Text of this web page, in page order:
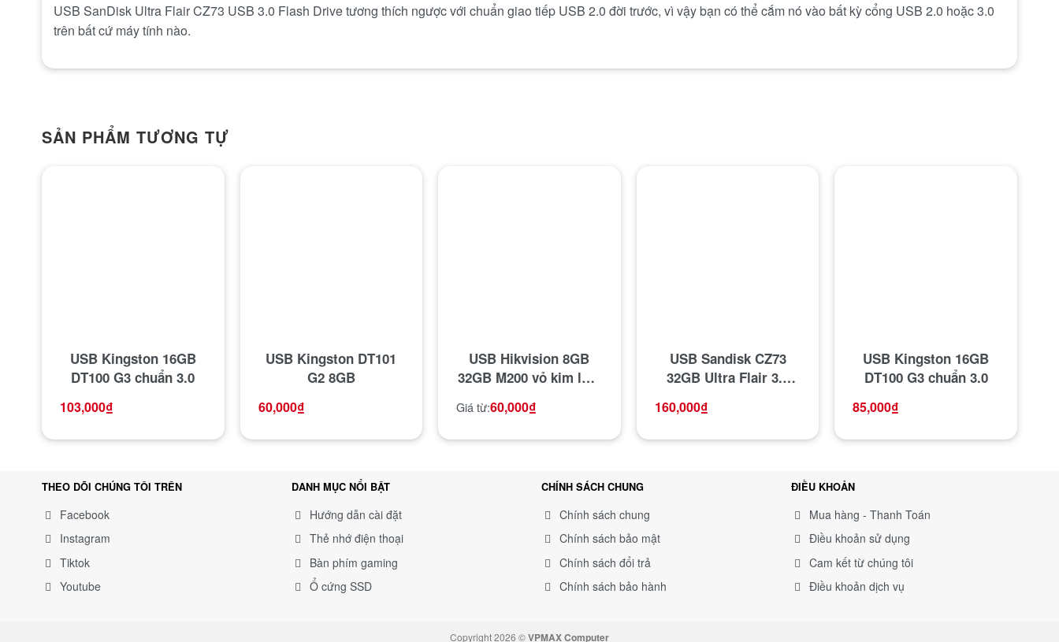
USB SanDisk Ultra Flair CZ73 USB 3.0 Flash Drive tương thích ngược với chuẩn giao tiếp USB 2.0 đời trước, vì vậy bạn có thể cắm nó vào bất kỳ cổng USB 2.0 hoặc 3.0
trên bất cứ máy tính nào.
SẢN PHẨM TƯƠNG TỰ
USB Kingston 16GB
DT100 G3 chuẩn 3.0
103,000₫
USB Kingston DT101
G2 8GB
60,000₫
USB Hikvision 8GB
32GB M200 vỏ kim loại
chống sốc chống
Năm
Giá từ:60,000₫
USB Sandisk CZ73
32GB Ultra Flair 3.1
160,000₫
USB Kingston 16GB
DT100 G3 chuẩn 3.0
85,000₫
THEO DÕI CHÚNG TÔI TRÊN
Facebook
Instagram
Tiktok
Youtube
DANH MỤC NỔI BẬT
Hướng dẫn cài đặt
Thẻ nhớ điện thoại
Bàn phím gaming
Ổ cứng SSD
CHÍNH SÁCH CHUNG
Chính sách chung
Chính sách bảo mật
Chính sách đổi trả
Chính sách bảo hành
ĐIỀU KHOẢN
Mua hàng - Thanh Toán
Điều khoản sử dụng
Cam kết từ chúng tôi
Điều khoản dịch vụ
Copyright 2026 ©VPMAX Computer